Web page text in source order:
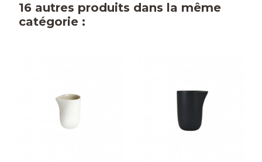
16 autres produits dans la même
catégorie :